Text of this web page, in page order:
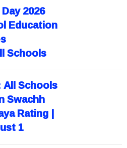
2026
Education
Schools
All Schools
Swachh
Rating |
1